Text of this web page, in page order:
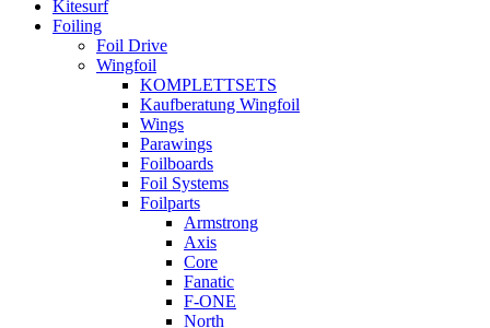
Kitesurf
Foiling
Foil Drive
Wingfoil
KOMPLETTSETS
Kaufberatung Wingfoil
Wings
Parawings
Foilboards
Foil Systems
Foilparts
Armstrong
Axis
Core
Fanatic
F-ONE
North